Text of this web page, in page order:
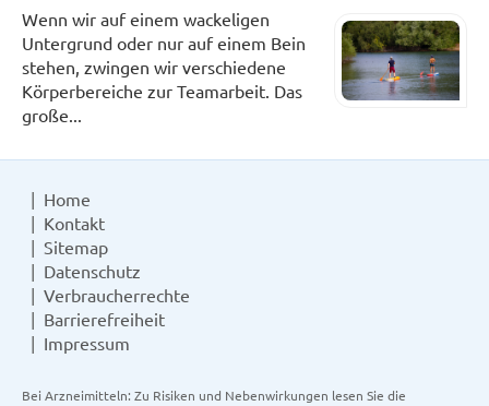
Wenn wir auf einem wackeligen
Untergrund oder nur auf einem Bein
stehen, zwingen wir verschiedene
Körperbereiche zur Teamarbeit. Das
große...
Home
Kontakt
Sitemap
Datenschutz
Verbraucherrechte
Barrierefreiheit
Impressum
Bei Arzneimitteln: Zu Risiken und Nebenwirkungen lesen Sie die